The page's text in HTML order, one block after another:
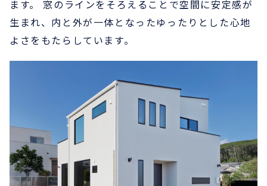
ます。 窓のラインをそろえることで空間に安定感が
生まれ、内と外が一体となったゆったりとした心地
よさをもたらしています。